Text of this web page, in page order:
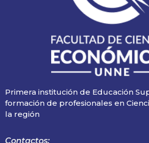
Primera institución de Educación
formación de profesionales en
la región
Contactos: